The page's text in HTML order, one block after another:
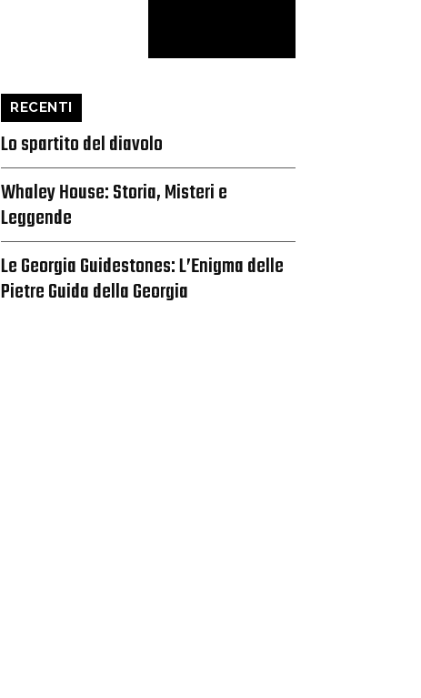
RECENTI
Lo spartito del diavolo
Whaley House: Storia, Misteri e
Leggende
Le Georgia Guidestones: L’Enigma delle
Pietre Guida della Georgia